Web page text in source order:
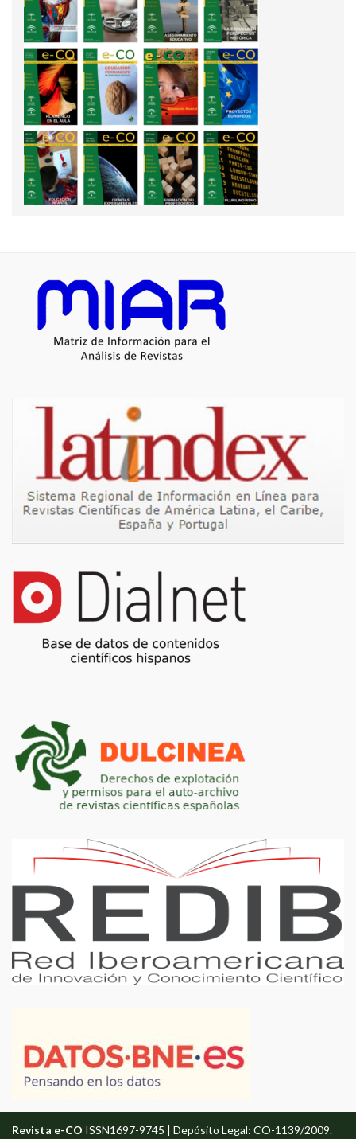
Revista e-CO ISSN1697-9745 | Depósito Legal: CO-1139/2009.